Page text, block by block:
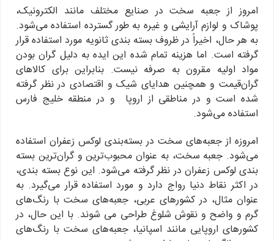
امروز از جعبه سخت در صنایع مختلف مانند الکترونیک،
پوشاک و لوازم آرایشی و غیره به طور گسترده استفاده می‌شود.
به هر حال، اخیراً در ظروف بسته بندی ثانویه مورد استفاده قرار
گرفته است. اما هزینه تمام شده این ایده به دلیل گران بودن
مواد اولیه مقرون به صرفه نیست. بنابراین برای کالاهای
گران‌قیمت و همچنین هدایای شیک و اقتصادی در نظر گرفته
شده است و در مناطقی از اروپا و در منطقه خلیج فارس
استفاده می‌شود.
امروزه از جعبه‌های سخت در بسته‌بندی لوکس زعفران استفاده
می‌شود. جعبه سخت، به عنوان محبوب‌ترین و گران‌ترین بسته
بندی لوکس زعفران در نظر گرفته می‌شود. این نوع بسته بندی،
در اکثر نقاط دنیا رواج دارد و مورد استفاده قرار می‌گیرد. به
عنوان مثال، در کشورهای عربی، جعبه‌های سخت با رنگ‌های
گرم و واضح و نقوش شلوغ طراحی می شوند. با این حال، در
کشورهای اروپایی مانند اسپانیا، جعبه‌های سخت با رنگ‌های